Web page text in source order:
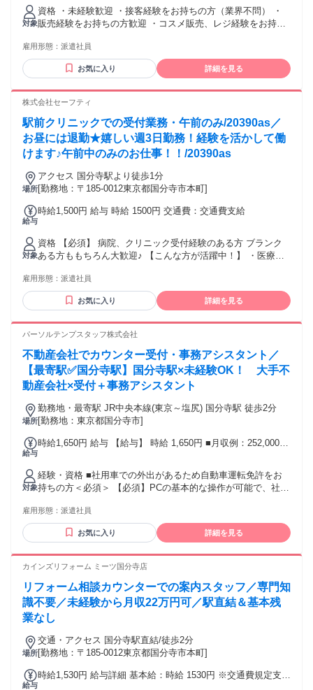
対象
資格 ・未経験歓迎 ・接客経験をお持ちの方（業界不問） ・
販売経験をお持ちの方歓迎 ・コスメ販売、レジ経験をお持ち
ださい！ ３ヶ月以上（長期）大歓迎
雇用形態： 派遣社員
お気に入り 詳細を見る
株式会社セーフティ
駅前クリニックでの受付業務・午前のみ/20390as／
お昼には退勤★嬉しい週3日勤務！経験を活かして働
けます♪午前中のみのお仕事！！/20390as
場所
アクセス 国分寺駅より徒歩1分
[勤務地：〒185-0012東京都国分寺市本町]
給与
時給1,500円 給与 時給 1500円 交通費：交通費支給
対象
資格 【必須】 病院、クリニック受付経験のある方 ブランク
ある方ももちろん大歓迎♪ 【こんな方が活躍中！】 ・医療事
立しながら働く方 ・ブランクから職場復帰した方
雇用形態： 派遣社員
お気に入り 詳細を見る
パーソルテンプスタッフ株式会社
不動産会社でカウンター受付・事務アシスタント／
【最寄駅✅国分寺駅】国分寺駅×未経験OK！ 大手不
動産会社×受付＋事務アシスタント
場所
勤務地・最寄駅 JR中央本線(東京～塩尻) 国分寺駅 徒歩2分
[勤務地：東京都国分寺市]
給与
時給1,650円 給与 【給与】 時給 1,650円 ■月収例：252,000円
対象
経験・資格 ■社用車での外出があるため自動車運転免許をお
持ちの方＜必須＞ 【必須】PCの基本的な操作が可能で、社会
な方にもオススメです★※入社後の配属店舗は通勤可能な近
隣の店舗での就業になる可能性もあります
雇用形態： 派遣社員
お気に入り 詳細を見る
カインズリフォーム ミーツ国分寺店
リフォーム相談カウンターでの案内スタッフ／専門知
識不要／未経験から月収22万円可／駅直結＆基本残
業なし
場所
交通・アクセス 国分寺駅直結/徒歩2分
[勤務地：〒185-0012東京都国分寺市本町]
給与
時給1,530円 給与詳細 基本給：時給 1530円 ※交通費規定支給